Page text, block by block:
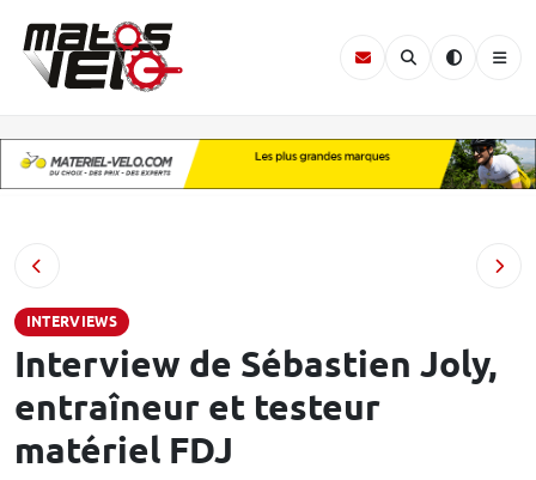
INTERVIEWS
Interview de Sébastien Joly,
entraîneur et testeur
matériel FDJ